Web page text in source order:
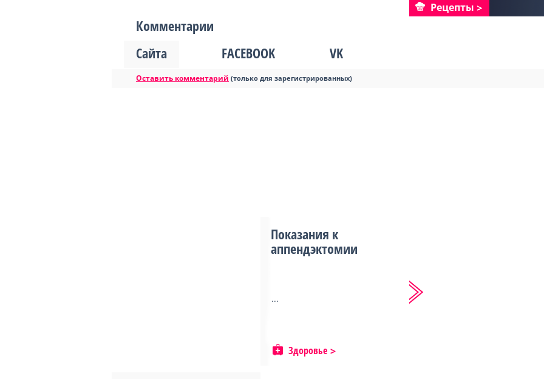
Рецепты
Комментарии
Сайта
FACEBOOK VK
Оставить комментарий (только для зарегистрированных)
Показания к
аппендэктомии
...
Здоровье